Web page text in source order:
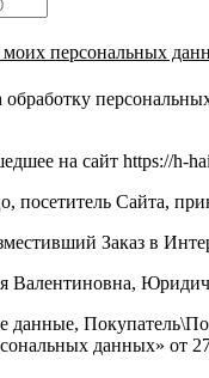
моих персональных
обработку
на сайт https://h-
посетитель Сайта,
Заказ в
данные,
данных» от